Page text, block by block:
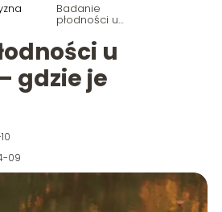
Badanie
płodności u
mężczyzn –
gdzie je
wykonać?u
gdzie je
09